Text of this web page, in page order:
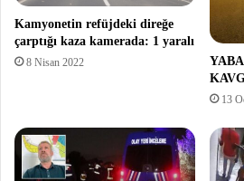
Kamyonetin refüjdeki direğe
çarptığı kaza kamerada: 1 yaralı
8 Nisan 2022
13